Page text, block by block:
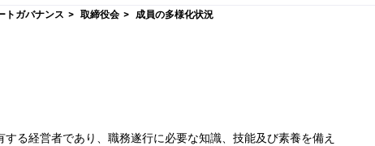
トガバナンス 取締役会 成員の多様化状況
る経営者であり、職務遂行に必要な知識、技能及び素養を備え